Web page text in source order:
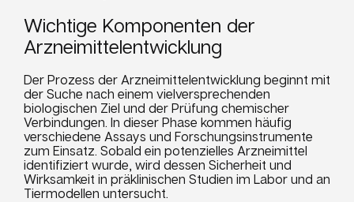
Wichtige Komponenten der
Arzneimittelentwicklung
Der Prozess der Arzneimittelentwicklung beginnt mit
der Suche nach einem vielversprechenden
biologischen Ziel und der Prüfung chemischer
Verbindungen. In dieser Phase kommen häufig
verschiedene Assays und Forschungsinstrumente
zum Einsatz. Sobald ein potenzielles Arzneimittel
identifiziert wurde, wird dessen Sicherheit und
Wirksamkeit in präklinischen Studien im Labor und an
Tiermodellen untersucht.